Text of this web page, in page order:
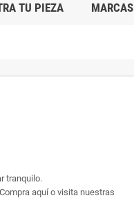
TU PIEZA MARCAS
tranquilo.
aquí o visita nuestras